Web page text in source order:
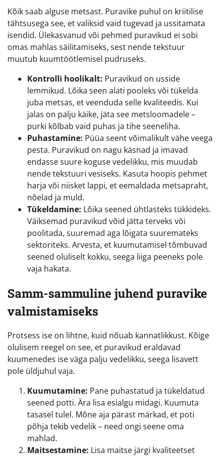
Kõik saab alguse metsast. Puravike puhul on kriitilise
tähtsusega see, et valiksid vaid tugevad ja ussitamata
isendid. Ülekasvanud või pehmed puravikud ei sobi
omas mahlas säilitamiseks, sest nende tekstuur
muutub kuumtöötlemisel pudruseks.
Kontrolli hoolikalt: Puravikud on usside
lemmikud. Lõika seen alati pooleks või tükelda
juba metsas, et veenduda selle kvaliteedis. Kui
jalas on palju käike, jäta see metsloomadele –
purki kõlbab vaid puhas ja tihe seeneliha.
Puhastamine: Püüa seent võimalikult vähe veega
pesta. Puravikud on nagu käsnad ja imavad
endasse suure koguse vedelikku, mis muudab
nende tekstuuri vesiseks. Kasuta hoopis pehmet
harja või niisket lappi, et eemaldada metsapraht,
nõelad ja muld.
Tükeldamine: Lõika seened ühtlasteks tükkideks.
Väiksemad puravikud võid jätta terveks või
poolitada, suuremad aga lõigata suuremateks
sektoriteks. Arvesta, et kuumutamisel tõmbuvad
seened oluliselt kokku, seega liiga peeneks pole
vaja hakata.
Samm-sammuline juhend puravike
valmistamiseks
Protsess ise on lihtne, kuid nõuab kannatlikkust. Kõige
olulisem reegel on see, et puravikud eraldavad
kuumenedes ise väga palju vedelikku, seega lisavett
pole üldjuhul vaja.
Kuumutamine: Pane puhastatud ja tükeldatud
seened potti. Ära lisa esialgu midagi. Kuumuta
tasasel tulel. Mõne aja pärast märkad, et poti
põhja tekib vedelik – need ongi seene oma
mahlad.
Maitsestamine: Lisa maitse järgi kvaliteetset